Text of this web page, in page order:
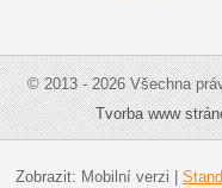
© 2013 - 2026 Všechna
Tvorba www
Zobrazit: Mobilní verzi